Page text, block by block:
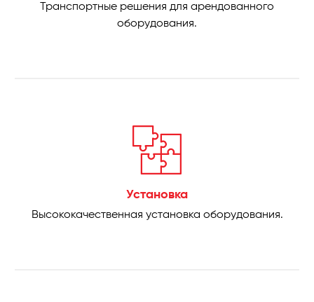
Транспортные решения для арендованного
оборудования.
Установка
Высококачественная установка оборудования.